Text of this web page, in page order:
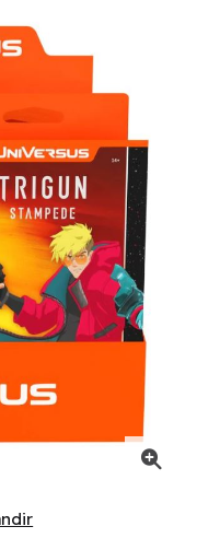
Series Display